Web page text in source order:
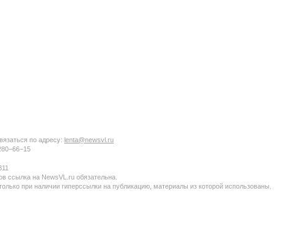
по адресу: lenta@newsvl.ru
ссылка на NewsVL.ru обязательна.
при наличии гиперссылки на публикацию, материалы из которой использованы.